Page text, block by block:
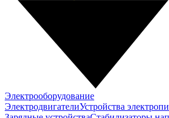
Электрооборудование
ЭлектродвигателиУстройства